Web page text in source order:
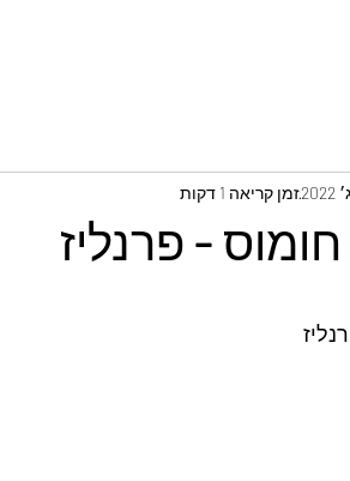
- פרנליז
זמן קריאה 1 דקות